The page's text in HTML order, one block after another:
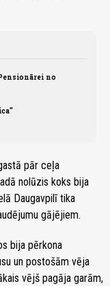
no
pār ceļa
nolūzis koks bija
Daugavpilī tika
gājējiem.
bija pērkona
un postošām vēja
vējš pagāja garām,